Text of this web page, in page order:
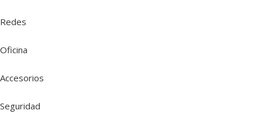
Redes
Oficina
Accesorios
Seguridad